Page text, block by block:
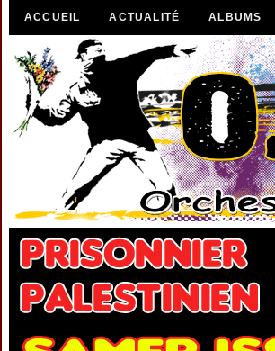
ACCUEIL ACTUALITÉ ALBUMS